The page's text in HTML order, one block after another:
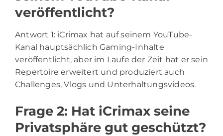
veröffentlicht?
Antwort 1: iCrimax hat auf seinem YouTube-
Kanal hauptsächlich Gaming-Inhalte
veröffentlicht, aber im Laufe der Zeit hat er sein
Repertoire erweitert und produziert auch
Challenges, Vlogs und Unterhaltungsvideos.
Frage 2: Hat iCrimax seine
Privatsphäre gut geschützt?